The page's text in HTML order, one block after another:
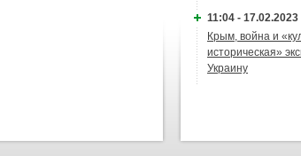
11:04 - 17.02.2023
Крым, война и
историческая»
Украину